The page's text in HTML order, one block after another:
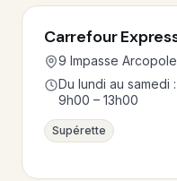
Carrefour
9 Impasse
Du lundi au samedi
9h00 – 13h00
Supérette